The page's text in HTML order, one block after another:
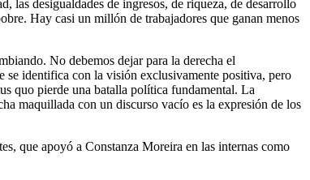
las desigualdades de ingresos, de riqueza, de desarrollo
Hay casi un millón de trabajadores que ganan menos
No debemos dejar para la derecha el
se identifica con la visión exclusivamente positiva, pero
quo pierde una batalla política fundamental. La
maquillada con un discurso vacío es la expresión de los
que apoyó a Constanza Moreira en las internas como